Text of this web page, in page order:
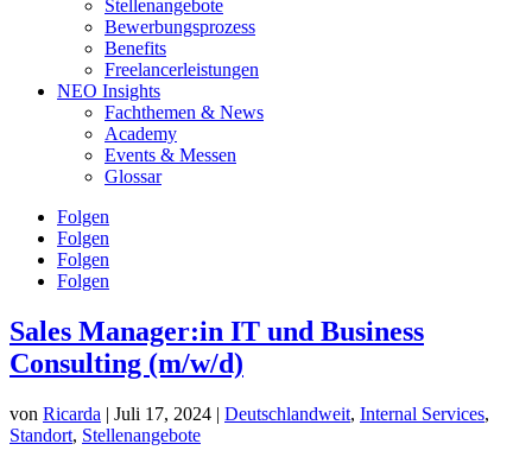
Stellenangebote
Bewerbungsprozess
Benefits
Freelancerleistungen
NEO Insights
Fachthemen & News
Academy
Events & Messen
Glossar
Folgen
Folgen
Folgen
Folgen
Sales Manager:in IT und Business
Consulting (m/w/d)
von Ricarda | Juli 17, 2024 | Deutschlandweit, Internal Services,
Standort, Stellenangebote